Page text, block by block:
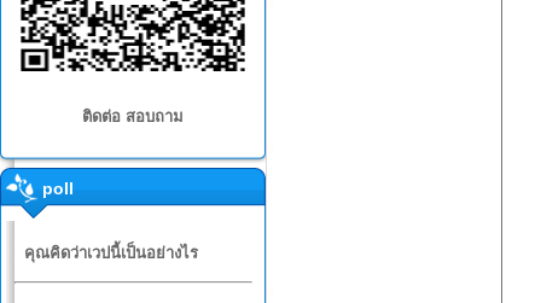
ติดต่อ สอบถาม
poll
คุณคิดว่าเวปนี้เป็นอย่างไร